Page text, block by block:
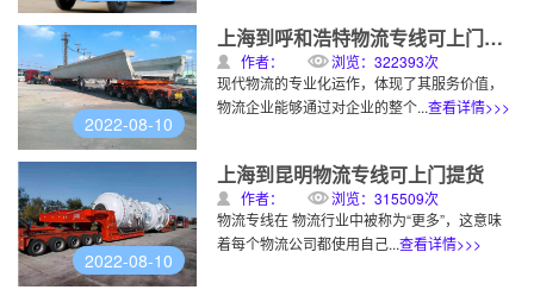
2022-08-10
上海到呼和浩特物流专线可上门提货
作者：
浏览：322393次
现代物流的专业化运作，体现了其服务价值，
物流企业能够通过对企业的整个...查看详情>>>
2022-08-10
上海到昆明物流专线可上门提货
作者：
浏览：315509次
物流专线在 物流行业中被称为“更多”，这意味
着每个物流公司都使用自己...查看详情>>>